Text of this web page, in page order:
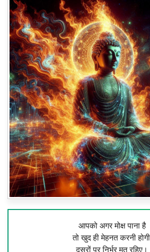
आपको अगर मोक्ष पाना है
तो खुद ही मेहनत करनी
दूसरों पर निर्भर मत रहिए।